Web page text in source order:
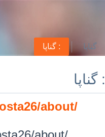
گناپا : گناپا
گناپا :
about/